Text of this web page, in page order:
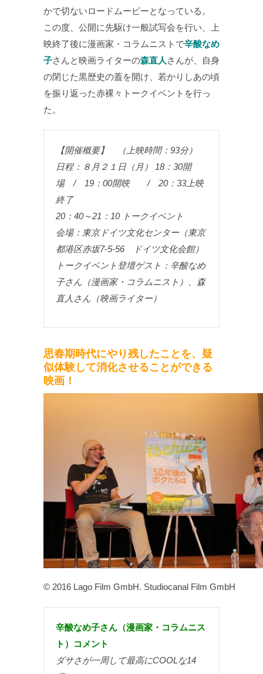
かで切ないロードムービーとなっている。
この度、公開に先駆け一般試写会を行い、上
映終了後に漫画家・コラムニストで辛酸なめ
子さんと映画ライターの森直人 さんが、自身
の閉じた黒歴史の蓋を開け、若かりしあの頃
を振り返った赤裸々トークイベントを行っ
た。
【開催概要】 （上映時間：93分）
日程：８月２１日（月） 18：30開
場 / 19：00開映 / 20：33上映
終了
20：40～21：10 トークイベント
会場：東京ドイツ文化センター（東京
都港区赤坂7-5-56 ドイツ文化会館）
トークイベント登壇ゲスト：辛酸なめ
子さん（漫画家・コラムニスト）、森
直人さん（映画ライター）
思春期時代にやり残したことを、疑
似体験して消化させることができる
映画！
© 2016 Lago Film GmbH. Studiocanal Film GmbH
辛酸なめ子さん（漫画家・コラムニス
ト）コメント
ダサさが一周して最高にCOOLな14